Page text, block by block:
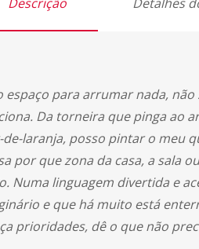
espaço para arrumar nada,
Da torneira que pinga ao
laranja, posso pintar o meu
por que zona da casa, a sala
linguagem divertida e
e que há muito está
prioridades, dê o que não